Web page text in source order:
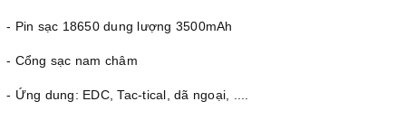
- Pin sạc 18650 dung lượng 3500mAh
- Cổng sạc nam châm
- Ứng dung: EDC, Tac-tical, dã ngoại, ....